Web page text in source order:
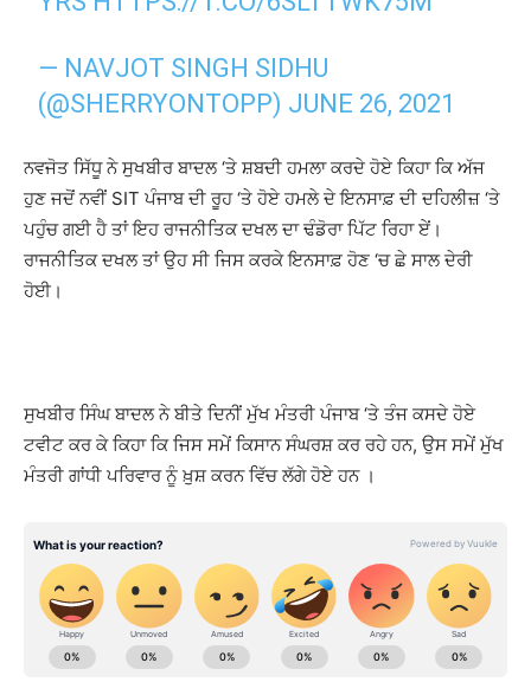
— NAVJOT SINGH SIDHU
(@SHERRYONTOPP) JUNE 26, 2021
ਨਵਜੋਤ ਸਿੱਧੂ ਨੇ ਸੁਖਬੀਰ ਬਾਦਲ ‘ਤੇ ਸ਼ਬਦੀ ਹਮਲਾ ਕਰਦੇ ਹੋਏ ਕਿਹਾ ਕਿ ਅੱਜ
ਹੁਣ ਜਦੋਂ ਨਵੀਂ SIT ਪੰਜਾਬ ਦੀ ਰੂਹ ‘ਤੇ ਹੋਏ ਹਮਲੇ ਦੇ ਇਨਸਾਫ਼ ਦੀ ਦਹਿਲੀਜ਼ ‘ਤੇ
ਪਹੁੰਚ ਗਈ ਹੈ ਤਾਂ ਇਹ ਰਾਜਨੀਤਿਕ ਦਖਲ ਦਾ ਢੰਡੋਰਾ ਪਿੱਟ ਰਿਹਾ ਏਂ।
ਰਾਜਨੀਤਿਕ ਦਖਲ ਤਾਂ ਉਹ ਸੀ ਜਿਸ ਕਰਕੇ ਇਨਸਾਫ਼ ਹੋਣ ‘ਚ ਛੇ ਸਾਲ ਦੇਰੀ
ਹੋਈ।
ਸੁਖਬੀਰ ਸਿੰਘ ਬਾਦਲ ਨੇ ਬੀਤੇ ਦਿਨੀਂ ਮੁੱਖ ਮੰਤਰੀ ਪੰਜਾਬ ‘ਤੇ ਤੰਜ ਕਸਦੇ ਹੋਏ
ਟਵੀਟ ਕਰ ਕੇ ਕਿਹਾ ਕਿ ਜਿਸ ਸਮੇਂ ਕਿਸਾਨ ਸੰਘਰਸ਼ ਕਰ ਰਹੇ ਹਨ, ਉਸ ਸਮੇਂ ਮੁੱਖ
ਮੰਤਰੀ ਗਾਂਧੀ ਪਰਿਵਾਰ ਨੂੰ ਖ਼ੁਸ਼ ਕਰਨ ਵਿੱਚ ਲੱਗੇ ਹੋਏ ਹਨ ।